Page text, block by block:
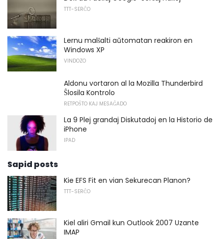
TTT-SERĈO
Lernu malŝalti aŭtomatan reakiron en
Windows XP
VINDOZO
Aldonu vortaron al la Mozilla Thunderbird
Ŝlosila Kontrolo
RETPOŜTO KAJ MESAĜADO
La 9 Plej grandaj Diskutadoj en la Historio de
iPhone
IPAD
Sapid posts
Kie EFS Fit en vian Sekurecan Planon?
TTT-SERĈO
Kiel aliri Gmail kun Outlook 2007 Uzante
IMAP